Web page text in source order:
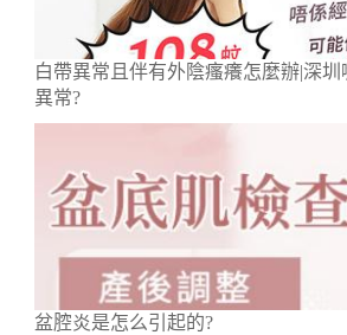
白帶異常且伴有外陰瘙癢怎麼辦|深
異常?
盆腔炎是怎么引起的?